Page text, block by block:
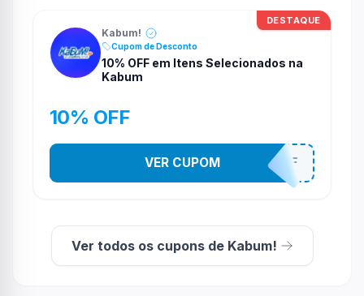
DESTAQUE
Kabum!
Cupom de Desconto
10% OFF em Itens Selecionados na
Kabum
10% OFF
10OFF
VER CUPOM
Ver todos os cupons de Kabum!